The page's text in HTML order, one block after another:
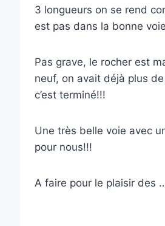
3 longueurs on se rend
est pas dans la bonne
Pas grave, le rocher est
neuf, on avait déjà plus
c’est terminé!!!
Une très belle voie avec
pour nous!!!
A faire pour le plaisir des